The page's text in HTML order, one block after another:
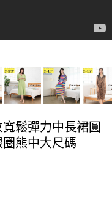
鬆彈力中長裙圓
熊中大尺碼